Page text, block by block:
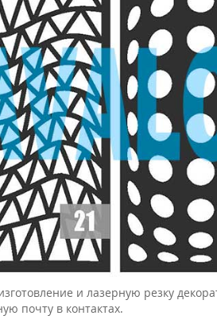
и лазерную резку
почту в контактах.